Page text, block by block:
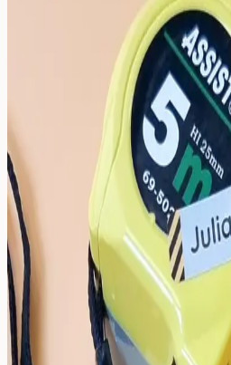
Essen & Trinken
Brotdose
Trinkflasche
Kinderflasche
Ersatzteile
Kinderzimmer